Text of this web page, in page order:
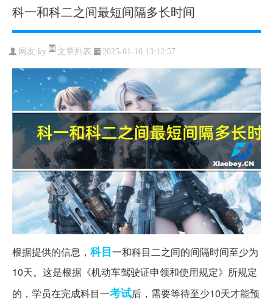
科一和科二之间最短间隔多长时间
网友:ky 文章列表 2025-01-10 13:12:57
根据提供的信息， 科目一和科目二之间的间隔时间至少为
10天。这是根据《机动车驾驶证申领和使用规定》所规定
的，学员在完成科目一考试后，需要等待至少10天才能预